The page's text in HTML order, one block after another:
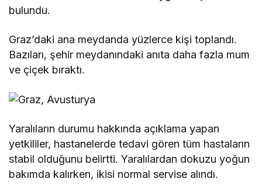
bulundu.
Graz’daki ana meydanda yüzlerce kişi toplandı.
Bazıları, şehir meydanındaki anıta daha fazla mum
ve çiçek bıraktı.
Yaralıların durumu hakkında açıklama yapan
yetkililer, hastanelerde tedavi gören tüm hastaların
stabil olduğunu belirtti. Yaralılardan dokuzu yoğun
bakımda kalırken, ikisi normal servise alındı.